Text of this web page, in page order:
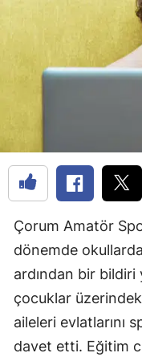
Çorum Amatör
dönemde
ardından bir bildiri
çocuklar
aileleri evlatlarını
davet etti. Eğitim